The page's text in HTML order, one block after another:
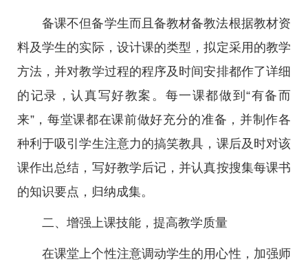
备课不但备学生而且备教材备教法根据教材资
料及学生的实际，设计课的类型，拟定采用的教学
方法，并对教学过程的程序及时间安排都作了详细
的记录，认真写好教案。每一课都做到“有备而
来”，每堂课都在课前做好充分的准备，并制作各
种利于吸引学生注意力的搞笑教具，课后及时对该
课作出总结，写好教学后记，并认真按搜集每课书
的知识要点，归纳成集。
二、增强上课技能，提高教学质量
在课堂上个性注意调动学生的用心性，加强师